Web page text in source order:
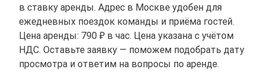
в ставку аренды. Адрес в Москве удобен для
ежедневных поездок команды и приёма гостей.
Цена аренды: 790 ₽ в час. Цена указана с учётом
НДС. Оставьте заявку — поможем подобрать дату
просмотра и ответим на вопросы по аренде.